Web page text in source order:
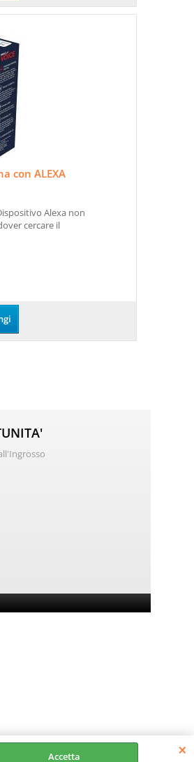
Accetta
con ALEXA
Alexa non
cercare il